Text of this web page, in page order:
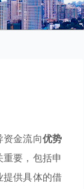
资金流向优势
要，包括申
供具体的借